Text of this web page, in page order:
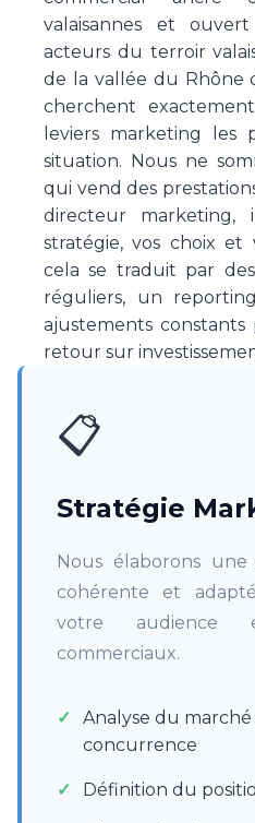
valaisannes et
acteurs du terroir
de la vallée du Rhône
cherchent
leviers marketing les
situation. Nous ne
qui vend des
directeur marketing,
stratégie, vos choix et
cela se traduit par
réguliers, un
ajustements constants
retour sur
📋
Stratégie
Nous élaborons
cohérente et
votre audience
commerciaux.
Analyse du
concurrence
Définition du